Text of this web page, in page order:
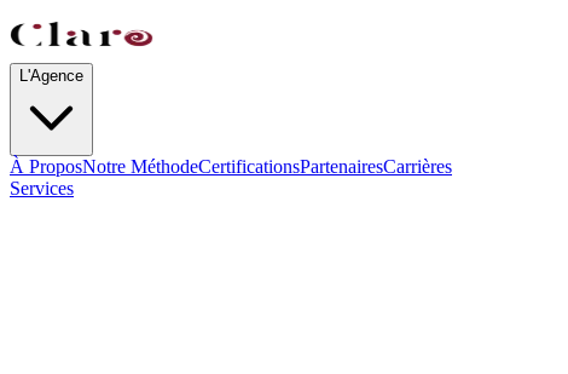
L'Agence
À ProposNotre MéthodeCertificationsPartenairesCarrières
Services